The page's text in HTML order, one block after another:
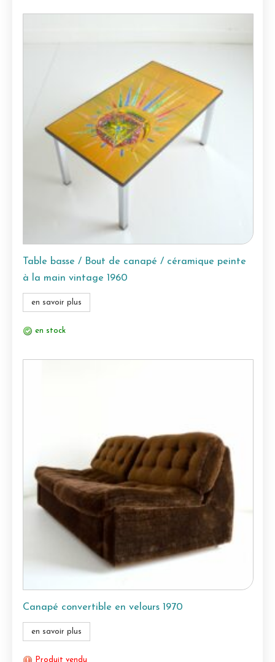
Table basse / Bout de canapé / céramique peinte
à la main vintage 1960
en savoir plus
en stock
Canapé convertible en velours 1970
en savoir plus
Produit vendu